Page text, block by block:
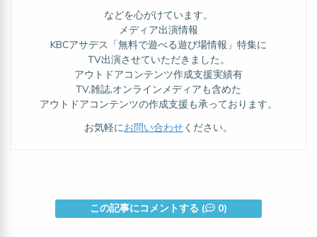
などを心がけています。
メディア出演情報
KBCアサデス「無料で遊べる遊び場情報」特集に
TV出演させていただきました。
アウトドアコンテンツ作成支援実績有
TV,雑誌,オンラインメディアも含めた
アウトドアコンテンツの作成支援も承っております。
お気軽にお問い合わせください。
この記事にコメントする ( 0)